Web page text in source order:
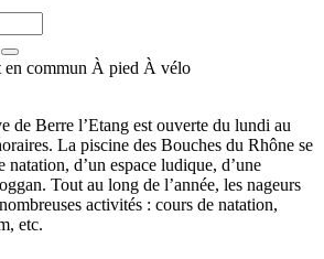
en commun À pied À vélo
de Berre l’Etang est ouverte du lundi au
La piscine des Bouches du Rhône se
natation, d’un espace ludique, d’une
Tout au long de l’année, les nageurs
activités : cours de natation,
etc.